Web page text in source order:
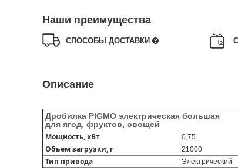
Наши преимущества
СПОСОБЫ ДОСТАВКИ
Описание
Дробилка PIGMO электрическая большая
для ягод, фруктов, овощей
Мощность, кВт 0,75
Объем загрузки, г 21000
Тип привода Электрический